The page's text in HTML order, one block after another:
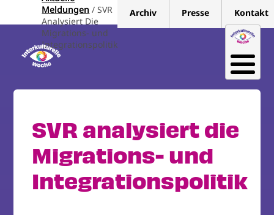
Meldungen
SVR
Analysiert Die
Migrations- und
Integrationspolitik
Archiv Presse Kontakt
SVR analysiert die
Migrations- und
Integrationspolitik